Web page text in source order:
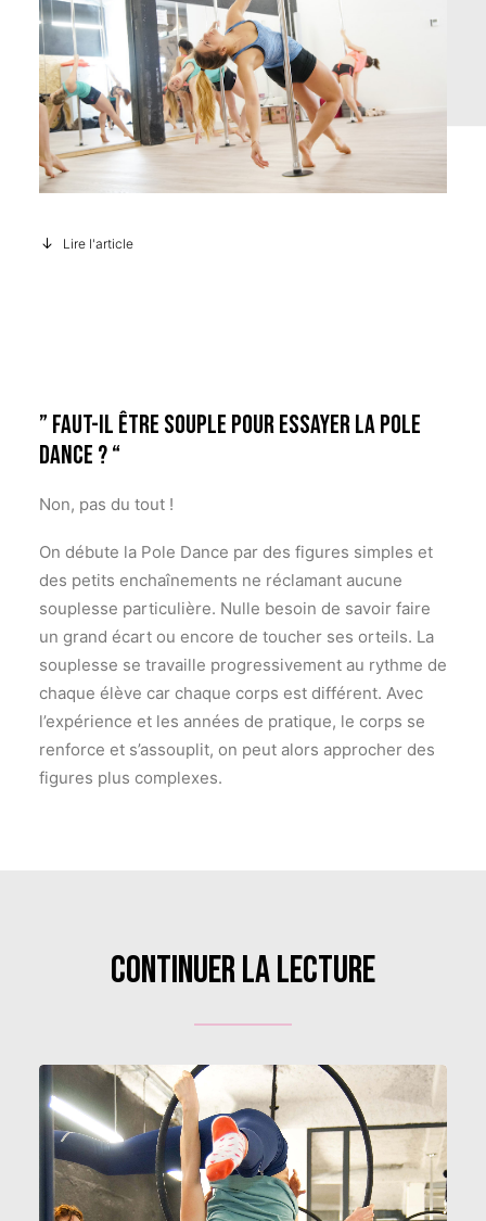
RÉSERVER
RECHERCHE
12 RUE DES VIOLETTES 38100 GRENOBLE
Lire l'article
” Faut-il être souple pour essayer la pole
dance ? “
Non, pas du tout !
On débute la Pole Dance par des figures simples et
des petits enchaînements ne réclamant aucune
souplesse particulière. Nulle besoin de savoir faire
un grand écart ou encore de toucher ses orteils. La
souplesse se travaille progressivement au rythme de
chaque élève car chaque corps est différent. Avec
l’expérience et les années de pratique, le corps se
renforce et s’assouplit, on peut alors approcher des
figures plus complexes.
Continuer la lecture